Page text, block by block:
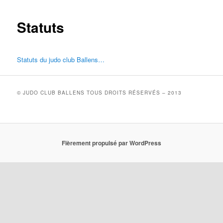
Statuts
Statuts du judo club Ballens…
© JUDO CLUB BALLENS TOUS DROITS RÉSERVÉS – 2013
Fièrement propulsé par WordPress